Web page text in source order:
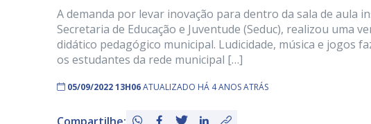
A demanda por levar inovação para dentro da sala de aula
Secretaria de Educação e Juventude (Seduc), realizou uma
didático pedagógico municipal. Ludicidade, música e jogos
os estudantes da rede municipal […]
05/09/2022 13H06ATUALIZADO HÁ 4 ANOS ATRÁS